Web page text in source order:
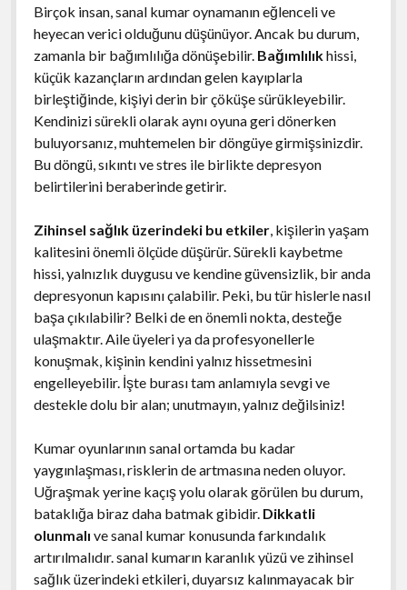
Birçok insan, sanal kumar oynamanın eğlenceli ve
heyecan verici olduğunu düşünüyor. Ancak bu durum,
zamanla bir bağımlılığa dönüşebilir. Bağımlılıkhissi,
küçük kazançların ardından gelen kayıplarla
birleştiğinde, kişiyi derin bir çöküşe sürükleyebilir.
Kendinizi sürekli olarak aynı oyuna geri dönerken
buluyorsanız, muhtemelen bir döngüye girmişsinizdir.
Bu döngü, sıkıntı ve stres ile birlikte depresyon
belirtilerini beraberinde getirir.
Zihinsel sağlık üzerindeki bu etkiler, kişilerin yaşam
kalitesini önemli ölçüde düşürür. Sürekli kaybetme
hissi, yalnızlık duygusu ve kendine güvensizlik, bir anda
depresyonun kapısını çalabilir. Peki, bu tür hislerle nasıl
başa çıkılabilir? Belki de en önemli nokta, desteğe
ulaşmaktır. Aile üyeleri ya da profesyonellerle
konuşmak, kişinin kendini yalnız hissetmesini
engelleyebilir. İşte burası tam anlamıyla sevgi ve
destekle dolu bir alan; unutmayın, yalnız değilsiniz!
Kumar oyunlarının sanal ortamda bu kadar
yaygınlaşması, risklerin de artmasına neden oluyor.
Uğraşmak yerine kaçış yolu olarak görülen bu durum,
bataklığa biraz daha batmak gibidir. Dikkatli
olunmalı ve sanal kumar konusunda farkındalık
artırılmalıdır. sanal kumarın karanlık yüzü ve zihinsel
sağlık üzerindeki etkileri, duyarsız kalınmayacak bir